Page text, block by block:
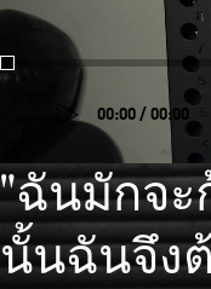
00:00 / 00:00
"ฉันมักจะ
นั้นฉันจึงต้